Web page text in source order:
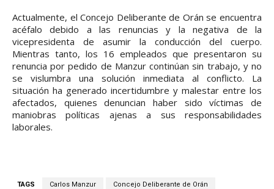
Actualmente, el Concejo Deliberante de Orán se encuentra
acéfalo debido a las renuncias y la negativa de la
vicepresidenta de asumir la conducción del cuerpo.
Mientras tanto, los 16 empleados que presentaron su
renuncia por pedido de Manzur continúan sin trabajo, y no
se vislumbra una solución inmediata al conflicto. La
situación ha generado incertidumbre y malestar entre los
afectados, quienes denuncian haber sido víctimas de
maniobras políticas ajenas a sus responsabilidades
laborales.
TAGS Carlos Manzur Concejo Deliberante de Orán